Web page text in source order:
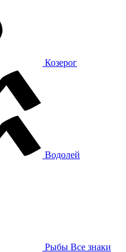
Козерог
Водолей
Рыбы Все знаки